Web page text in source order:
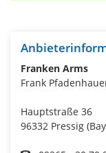
Franken Arms
Frank
Hauptstraße 36
96332 Pressig